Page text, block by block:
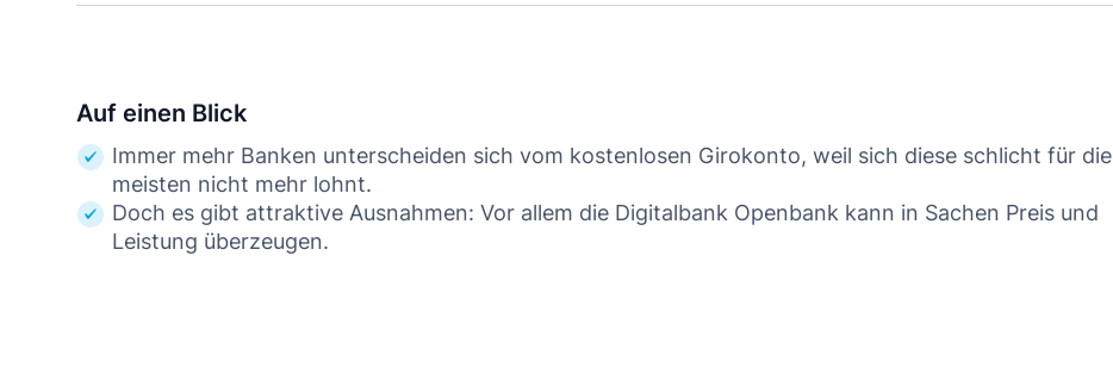
Auf einen Blick
Immer mehr Banken unterscheiden sich vom kostenlosen Girokonto, weil sich diese schlicht für die
meisten nicht mehr lohnt.
Doch es gibt attraktive Ausnahmen: Vor allem die Digitalbank Openbank kann in Sachen Preis und
Leistung überzeugen.